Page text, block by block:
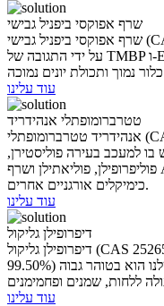
שרף אפוקסי ביפניל גבישי
שרף אפוקסי ביפניל גבישי (CAS 85954-11-6): סדרת E-4000 מיוצרת
על ידי התגובה של TMBP ו-ECH, וכוללת מבנה יחידת גביש נוזלי יחד עם
עוד עלינו
טטרברומופתלי אנהידריד
אנהידריד טטרברומופתלי (CAS: 632-79-1), תכולת ברום 67% דקות,
למעכב בעירה פוליסטירן,
פוליפרופילן, פוליאתילן ושרף ABS, וניתן להשתמש בו גם בסינתזה של
כימיקלים אורגניים אחרים.
עוד עלינו
דיפרופילן גליקול
דיפרופילן גליקול (CAS 25265-71-8), אנו מציעים הן בדרגה-תעשייתית
והן בדרגת ניחוח-וגם בדרגת טעם. המוצר שלנו הוא בטוהר גבוה (99.50%
עוד עלינו